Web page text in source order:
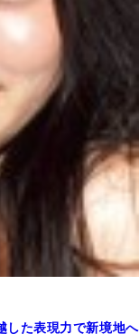
した表現力で新境地へ